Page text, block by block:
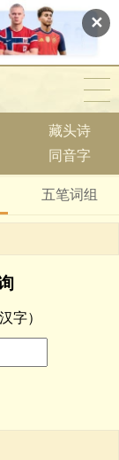
✕
藏头诗
同音字
五笔词组
字）